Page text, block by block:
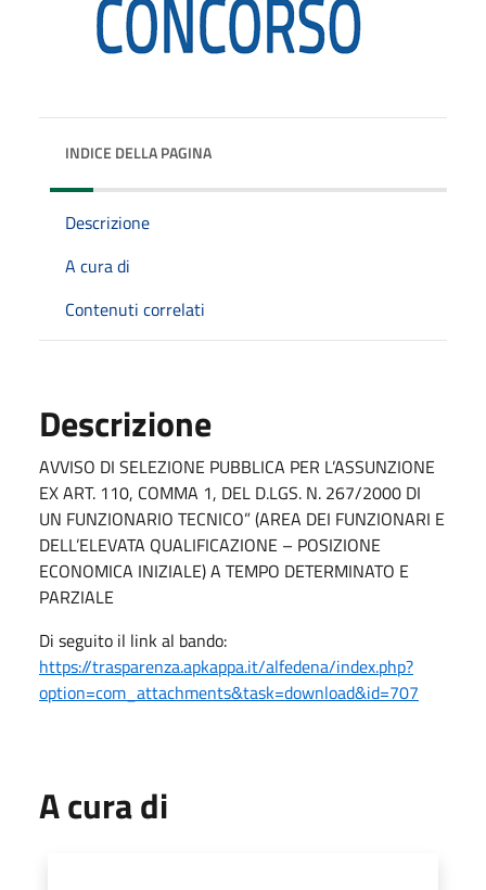
INDICE DELLA PAGINA
Descrizione
A cura di
Contenuti correlati
Descrizione
AVVISO DI SELEZIONE PUBBLICA PER L’ASSUNZIONE
EX ART. 110, COMMA 1, DEL D.LGS. N. 267/2000 DI
UN FUNZIONARIO TECNICO” (AREA DEI FUNZIONARI E
DELL’ELEVATA QUALIFICAZIONE – POSIZIONE
ECONOMICA INIZIALE) A TEMPO DETERMINATO E
PARZIALE
Di seguito il link al bando:
https://trasparenza.apkappa.it/alfedena/index.php?
option=com_attachments&task=download&id=707
A cura di